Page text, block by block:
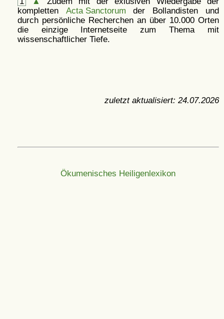
kompletten Acta Sanctorum der Bollandisten und
durch persönliche Recherchen an über 10.000 Orten
die einzige Internetseite zum Thema mit
wissenschaftlicher Tiefe.
zuletzt aktualisiert: 24.07.2026
Ökumenisches Heiligenlexikon